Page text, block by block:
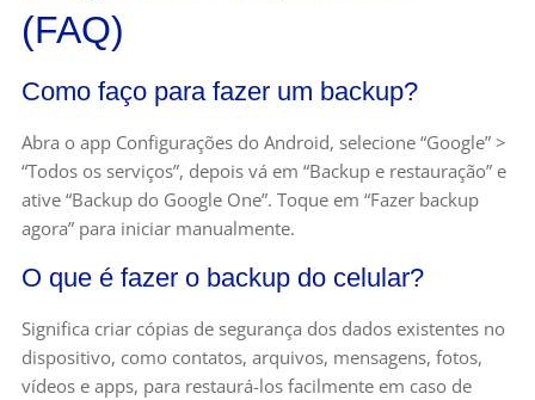
(FAQ)
Como faço para fazer um backup?
Abra o app Configurações do Android, selecione “Google” >
“Todos os serviços”, depois vá em “Backup e restauração” e
ative “Backup do Google One”. Toque em “Fazer backup
agora” para iniciar manualmente.
O que é fazer o backup do celular?
Significa criar cópias de segurança dos dados existentes no
dispositivo, como contatos, arquivos, mensagens, fotos,
vídeos e apps, para restaurá-los facilmente em caso de